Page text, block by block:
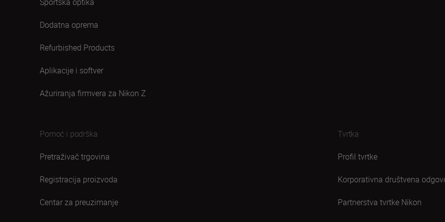
Dodatna oprema
Refurbished Products
Aplikacije i softver
Ažuriranja firmvera za Nikon Z
Pomoć i podrška
Pretraživač trgovina
Registracija proizvoda
Centar za preuzimanje
Tvrtka
Profil tvrtke
Korporativna društvena
Partnerstva tvrtke Nikon